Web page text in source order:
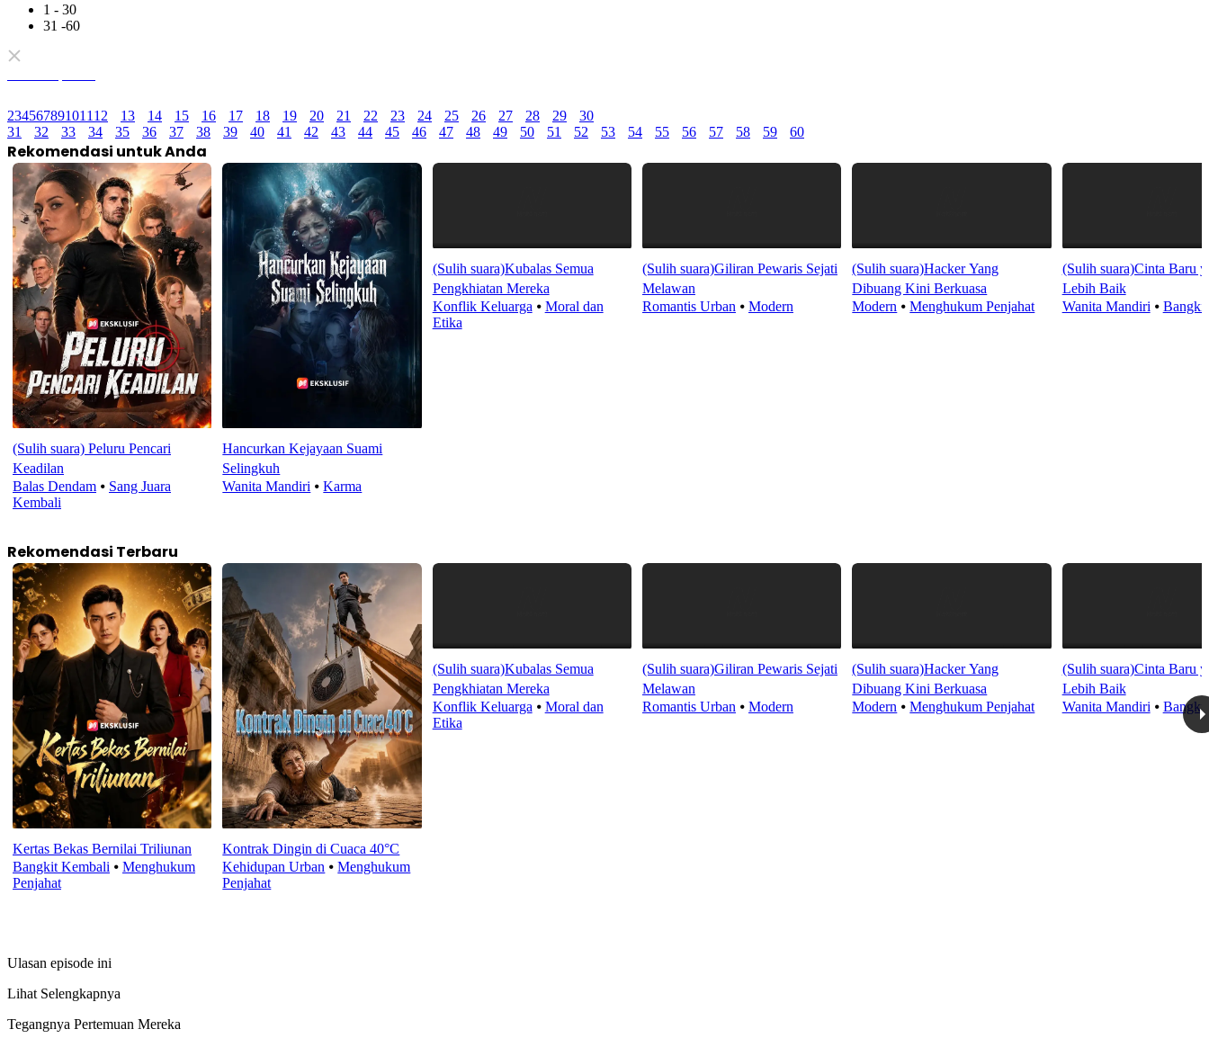
1 - 30
31 -60
234567891011 12 13 14 15 16 17 18 19 20 21 22 23 24 25 26 27 28 29
30
31
32 33 34 35 36 37 38 39 40 41 42 43 44 45 46 47 48 49 50 51 52 53 54 55 56 57 58 59 60
Rekomendasi untuk Anda
(Sulih suara) Peluru Pencari
Keadilan
Balas Dendam ⦁ Sang Juara
Kembali
Hancurkan Kejayaan Suami
Selingkuh
Wanita Mandiri ⦁Karma
(Sulih suara)Kubalas Semua
Pengkhiatan Mereka
Konflik Keluarga ⦁ Moral dan
Etika
(Sulih suara)Giliran Pewaris Sejati
Melawan
Romantis Urban ⦁ Modern
(Sulih suara)Hacker Yang
Dibuang Kini Berkuasa
Modern ⦁Menghukum Penjahat
(Sulih suara)Cinta Baru
Lebih Baik
Wanita Mandiri ⦁
Rekomendasi Terbaru
Kertas Bekas Bernilai Triliunan
Bangkit Kembali ⦁ Menghukum
Penjahat
Kontrak Dingin di Cuaca 40°C
Kehidupan Urban ⦁Menghukum
Penjahat
(Sulih suara)Kubalas Semua
Pengkhiatan Mereka
Konflik Keluarga ⦁ Moral dan
Etika
(Sulih suara)Giliran Pewaris Sejati
Melawan
Romantis Urban ⦁ Modern
(Sulih suara)Hacker Yang
Dibuang Kini Berkuasa
Modern ⦁Menghukum Penjahat
(Sulih suara)Cinta Baru
Lebih Baik
Wanita Mandiri ⦁
Ulasan episode ini
Lihat Selengkapnya
Tegangnya Pertemuan Mereka